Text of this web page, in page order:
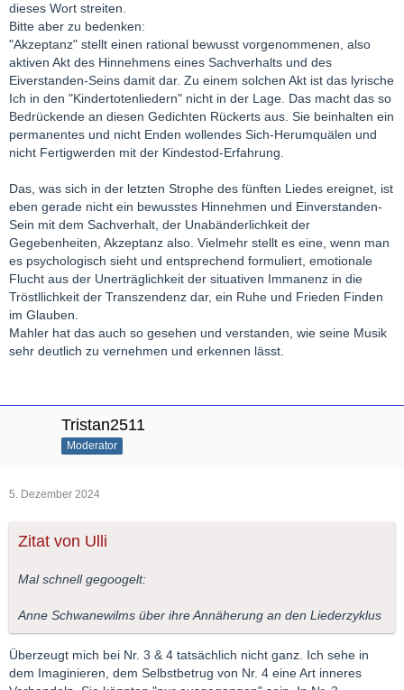
dieses Wort streiten.
Bitte aber zu bedenken:
"Akzeptanz" stellt einen rational bewusst vorgenommenen, also
aktiven Akt des Hinnehmens eines Sachverhalts und des
Eiverstanden-Seins damit dar. Zu einem solchen Akt ist das lyrische
Ich in den "Kindertotenliedern" nicht in der Lage. Das macht das so
Bedrückende an diesen Gedichten Rückerts aus. Sie beinhalten ein
permanentes und nicht Enden wollendes Sich-Herumquälen und
nicht Fertigwerden mit der Kindestod-Erfahrung.
Das, was sich in der letzten Strophe des fünften Liedes ereignet, ist
eben gerade nicht ein bewusstes Hinnehmen und Einverstanden-
Sein mit dem Sachverhalt, der Unabänderlichkeit der
Gegebenheiten, Akzeptanz also. Vielmehr stellt es eine, wenn man
es psychologisch sieht und entsprechend formuliert, emotionale
Flucht aus der Unerträglichkeit der situativen Immanenz in die
Tröstllichkeit der Transzendenz dar, ein Ruhe und Frieden Finden
im Glauben.
Mahler hat das auch so gesehen und verstanden, wie seine Musik
sehr deutlich zu vernehmen und erkennen lässt.
Tristan2511
Moderator
5. Dezember 2024
Zitat von Ulli
Mal schnell gegoogelt:
Anne Schwanewilms über ihre Annäherung an den Liederzyklus
Überzeugt mich bei Nr. 3 & 4 tatsächlich nicht ganz. Ich sehe in
dem Imaginieren, dem Selbstbetrug von Nr. 4 eine Art inneres